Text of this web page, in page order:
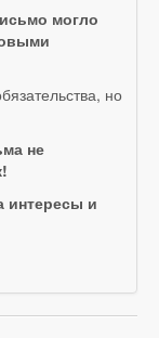
могло
но
не
интересы и